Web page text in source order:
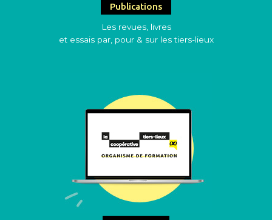
Publications
Les revues, livres
et essais par, pour & sur les tiers-lieux